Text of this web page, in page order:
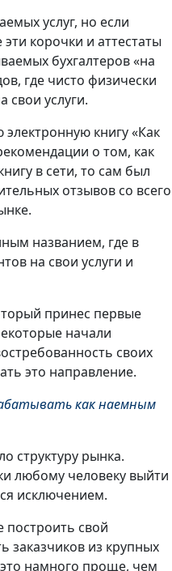
услуг, но если
корочки и аттестаты
бухгалтеров «на
где чисто физически
услуги.
книгу «Как
о том, как
в сети, то сам был
отзывов со всего
названием, где в
на свои услуги и
принес первые
начали
своих
это направление.
как наемным
структуру рынка.
любому человеку выйти
исключением.
построить свой
заказчиков из крупных
это намного проще, чем